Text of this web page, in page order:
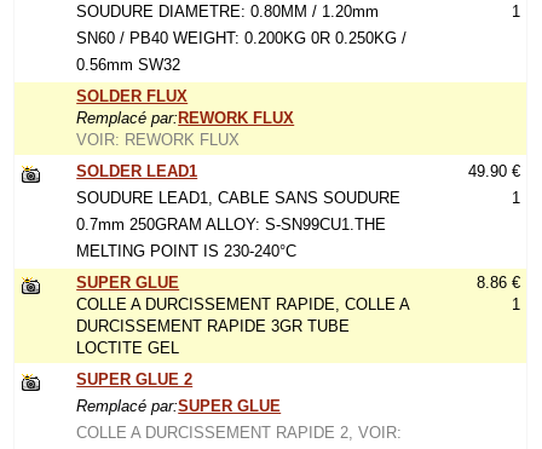
SOUDURE DIAMETRE: 0.80MM / 1.20mm
SN60 / PB40 WEIGHT: 0.200KG 0R 0.250KG /
0.56mm SW32
1
SOLDER FLUX
Remplacé par: REWORK FLUX
VOIR: REWORK FLUX
SOLDER LEAD1
SOUDURE LEAD1, CABLE SANS SOUDURE
0.7mm 250GRAM ALLOY: S-SN99CU1.THE
MELTING POINT IS 230-240°C
49.90 €
1
SUPER GLUE
COLLE A DURCISSEMENT RAPIDE, COLLE A
DURCISSEMENT RAPIDE 3GR TUBE
LOCTITE GEL
8.86 €
1
SUPER GLUE 2
Remplacé par:SUPER GLUE
COLLE A DURCISSEMENT RAPIDE 2, VOIR: